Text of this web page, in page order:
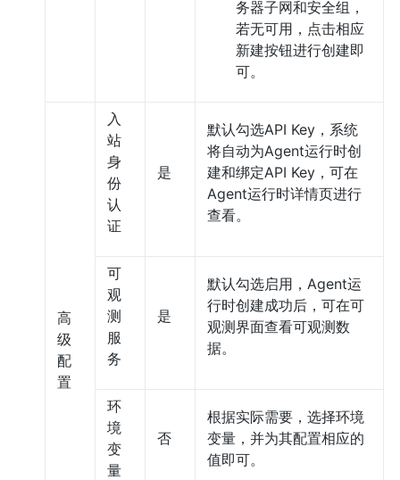
务器子网和安全组，
若无可用，点击相应
新建按钮进行创建即
可。
高
级
配
置
入
站
身
份
认
证
是
默认勾选API Key，系统
将自动为Agent运行时创
建和绑定API Key，可在
Agent运行时详情页进行
查看。
可
观
测
服
务
是
默认勾选启用，Agent运
行时创建成功后，可在可
观测界面查看可观测数
据。
环
境
变
量
否
根据实际需要，选择环境
变量，并为其配置相应的
值即可。